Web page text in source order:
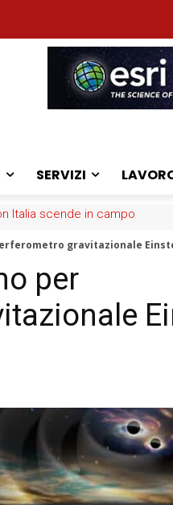
SERVIZI
dei medici
gravitazionale
per